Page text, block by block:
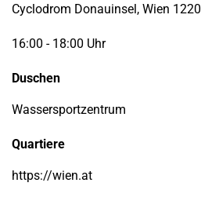
Cyclodrom Donauinsel, Wien 1220
16:00 - 18:00 Uhr
Duschen
Wassersportzentrum
Quartiere
https://wien.at